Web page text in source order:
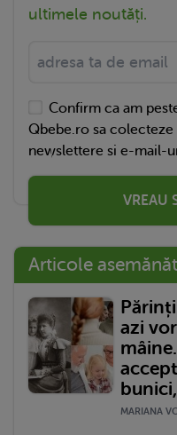
ultimele noutăți.
Confirm ca am
Qbebe.ro sa colecteze
newslettere si e-mail-
VREAU
Articole
azi
MARIANA